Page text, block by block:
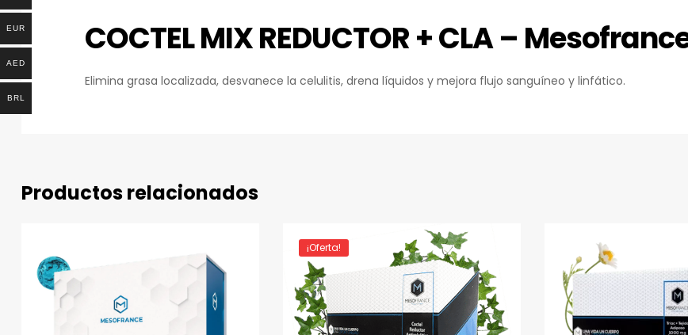
COCTEL MIX REDUCTOR + CLA –
Elimina grasa localizada, desvanece la celulitis, drena líquidos y mejora flujo sanguíneo y linfático.
Productos relacionados
¡Oferta!
EUR
AED
BRL